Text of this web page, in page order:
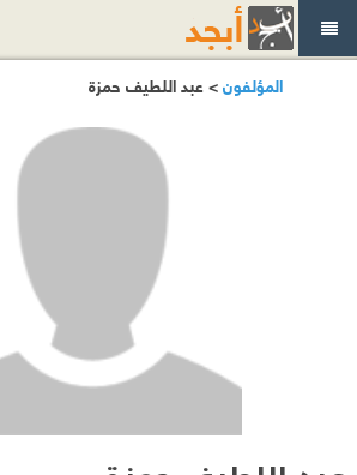
المؤلفون> عبد اللطيف حمزة